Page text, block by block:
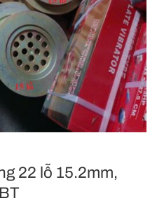
22 lỗ 15.2mm,